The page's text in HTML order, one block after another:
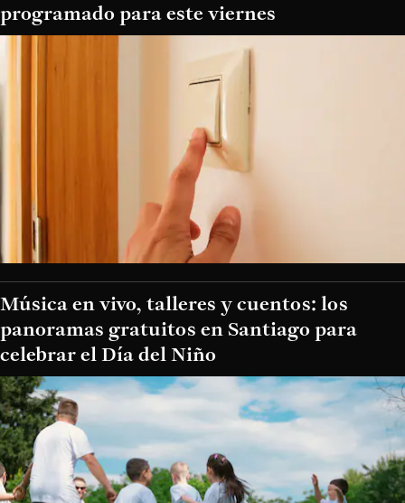
programado para este viernes
Música en vivo, talleres y cuentos: los
panoramas gratuitos en Santiago para
celebrar el Día del Niño